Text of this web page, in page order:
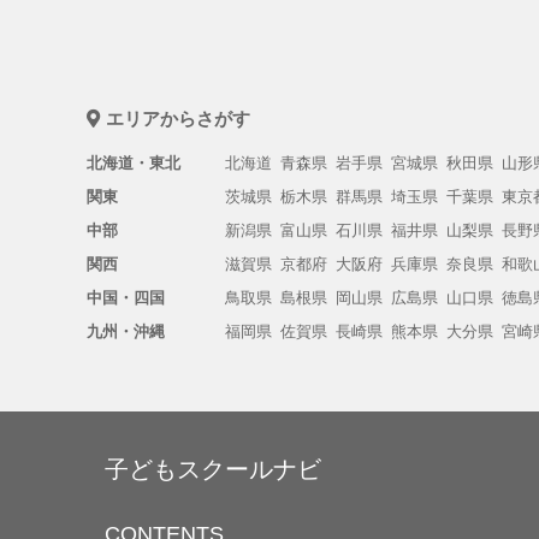
エリアからさがす
北海道・東北 北海道 青森県 岩手県 宮城県 秋田県 山形
関東
茨城県 栃木県 群馬県 埼玉県 千葉県 東京
中部
新潟県 富山県 石川県 福井県 山梨県 長野
関西
滋賀県 京都府 大阪府 兵庫県 奈良県 和歌
中国・四国
鳥取県 島根県 岡山県 広島県 山口県 徳島
九州・沖縄
福岡県 佐賀県 長崎県 熊本県 大分県 宮崎
子どもスクールナビ
CONTENTS